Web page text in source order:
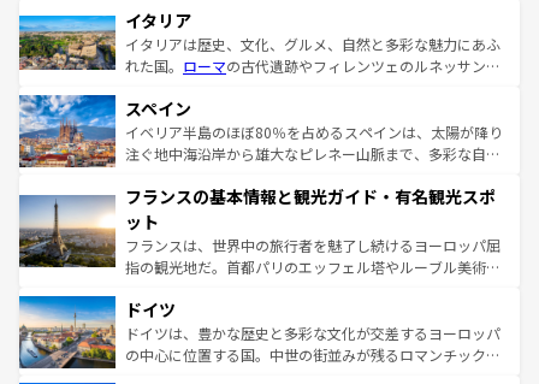
イタリア
イタリアは歴史、文化、グルメ、自然と多彩な魅力にあふ
れた国。 ローマの古代遺跡やフィレンツェのルネッサンス
ろん、トスカーナの美しい田園風景やアマルフィ海岸の絶
景など、自然景観も見逃せない。観光の合間には、本場の
ピザやパスタなど、絶品のイタリア料理を堪能することも
ませてくれるイタリアで、忘れられない旅をしてみよう！
なお、新着のイタリア情報は
しい。
スペイン
イベリア半島のほぼ80％を占めるスペインは、太陽が降り
注ぐ地中海沿岸から雄大なピレネー山脈まで、多彩な自然
文化が根付くこの国では、情熱的なフラメンコ、熱気あふ
れる闘牛、そして美味しいタパスが生活の一部となってい
る。首都マドリードの洗練された雰囲気や、バルセロナの
アートに溢れた街角から、地方では古代ローマ遺跡や中世
せる。地方によって風土や気候が異なるスペインはその個
性で訪れる人を魅了する。 なお、新着のスペイン情報は コ
ンテンツ一覧を参照してほしい。
フランスの基本情報と観光ガイド・有名観光スポ
ット
フランスは、世界中の旅行者を魅了し続けるヨーロッパ屈
指の観光地だ。首都パリのエッフェル塔やルーブル美術館
で、幅広い魅力が詰まっている。華麗な宮殿、歴史的な大
聖堂、美しいビーチ、そして豊かな自然が、訪れる者を心
から魅了する。また、フランスは美食の国としても知ら
ドイツ
ドイツは、豊かな歴史と多彩な文化が交差するヨーロッパ
の中心に位置する国。中世の街並みが残るロマンチック街